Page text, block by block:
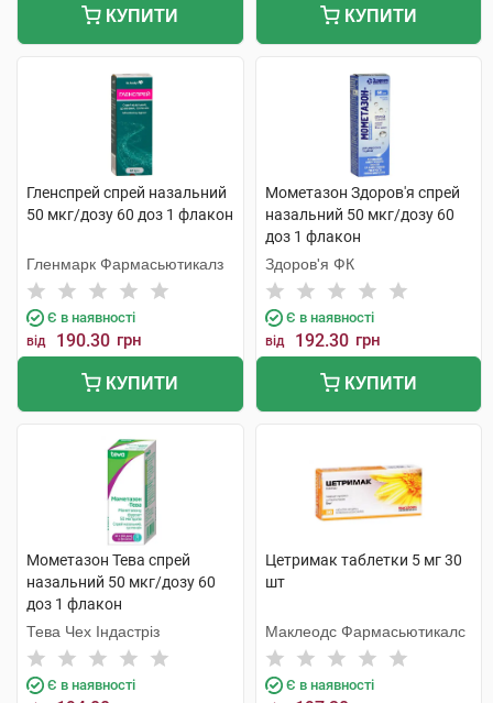
КУПИТИ КУПИТИ
Гленспрей спрей назальний
50 мкг/дозу 60 доз 1 флакон
Гленмарк Фармасьютикалз
Є в наявності
від 190.30 грн
КУПИТИ
Мометазон Здоров'я спрей
назальний 50 мкг/дозу 60
доз 1 флакон
Здоров'я ФК
Є в наявності
від 192.30 грн
КУПИТИ
Мометазон Тева спрей
назальний 50 мкг/дозу 60
доз 1 флакон
Тева Чех Індастріз
Є в наявності
Цетримак таблетки 5 мг 30
шт
Маклеодс Фармасьютикалс
Є в наявності